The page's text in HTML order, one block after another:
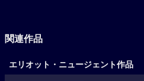
関連作品
エリオット・ニュージェント作品